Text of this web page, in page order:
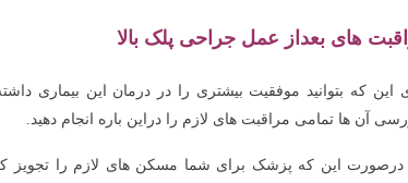
های بعداز عمل جراحی پلک بالا
این که بتوانید موفقیت بیشتری را در درمان این بیماری
آن ها تمامی مراقبت های لازم را دراین باره انجام دهید.
درصورت این که پزشک برای شما مسکن های لازم را تجویز